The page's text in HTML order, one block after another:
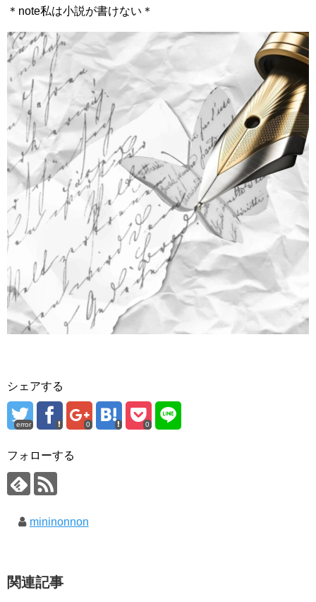
＊note私は小説が書けない＊
シェアする
error 0 0
フォローする
mininonnon
関連記事